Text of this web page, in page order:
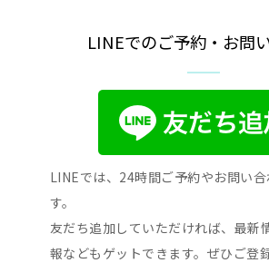
LINEでのご予約・お問
LINEでは、24時間ご予約やお問い
す。
友だち追加していただければ、最新
報などもゲットできます。ぜひご登